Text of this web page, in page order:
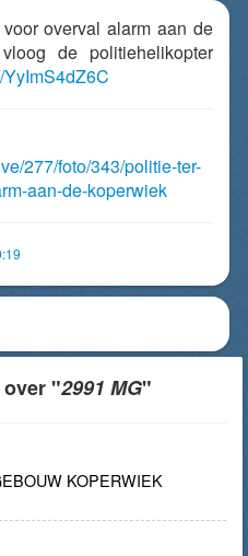
overval alarm aan de
de politiehelikopter
YyImS4dZ6C
277/foto/343/politie-ter-
aan-de-koperwiek
over "2991 MG"
KOPERWIEK